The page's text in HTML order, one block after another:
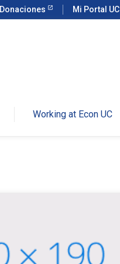
Donaciones Mi Portal UC
Working at Econ UC